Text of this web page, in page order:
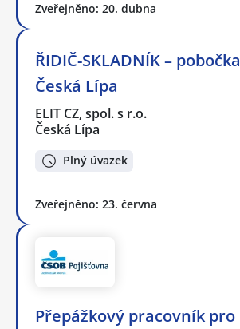
Zveřejněno: 20. dubna
ŘIDIČ-SKLADNÍK – pobočka
Česká Lípa
ELIT CZ, spol. s r.o.
Česká Lípa
Plný úvazek
Zveřejněno: 23. června
Přepážkový pracovník pro